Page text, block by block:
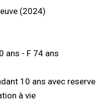
(2024)
ans - F 74 ans
10 ans avec reserve
à vie